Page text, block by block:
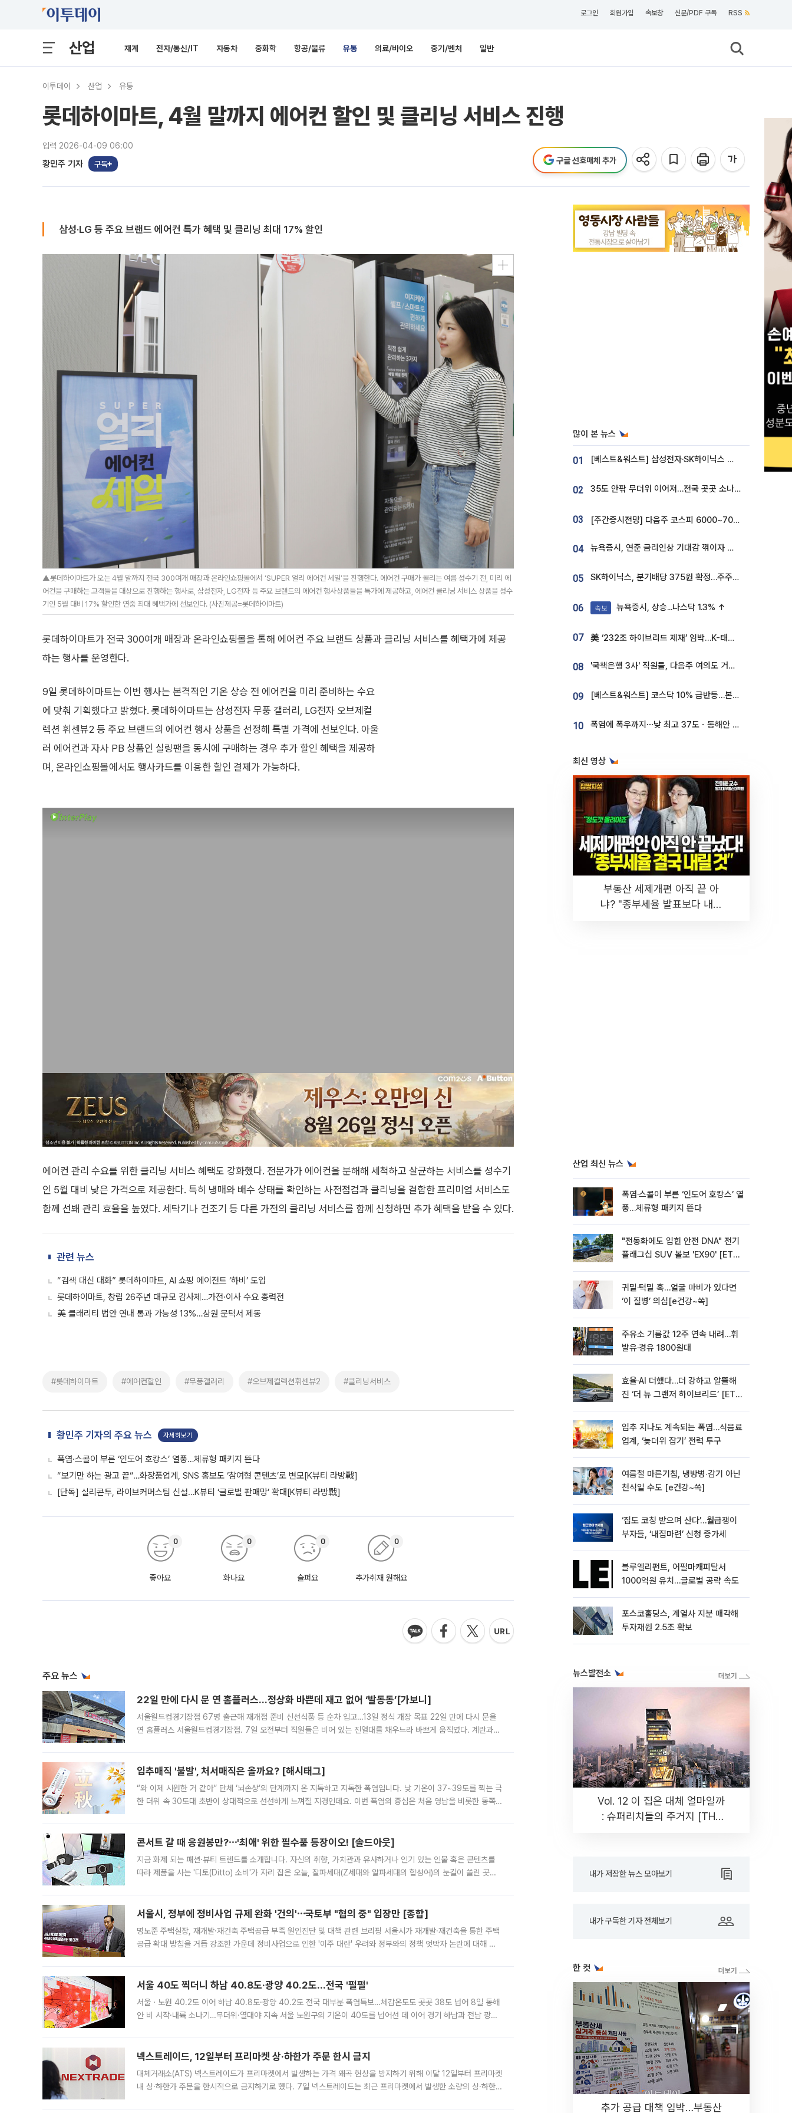
로그인 회원가입 속보창 신문/PDF 구독 RSS
산업 재계 전자/통신/IT 자동차 중화학 항공/물류 유통 의료/바이오 중기/벤처 일반
이투데이 산업 유통
롯데하이마트, 4월 말까지 에어컨 할인 및 클리닝 서비스 진행
입력 2026-04-09 06:00
황민주 기자 구독 구글 선호매체 추가
삼성·LG 등 주요 브랜드 에어컨 특가 혜택 및 클리닝 최대 17% 할인
▲롯데하이마트가 오는 4월 말까지 전국 300여개 매장과 온라인쇼핑몰에서 ‘SUPER 얼리 에어컨 세일’을 진행한다. 에어컨 구매가 몰리는 여름 성수기 전, 미리 에
어컨을 구매하는 고객들을 대상으로 진행하는 행사로, 삼성전자, LG전자 등 주요 브랜드의 에어컨 행사상품들을 특가에 제공하고, 에어컨 클리닝 서비스 상품을 성수
기인 5월 대비 17% 할인한 연중 최대 혜택가에 선보인다. (사진제공=롯데하이마트)
롯데하이마트가 전국 300여개 매장과 온라인쇼핑몰을 통해 에어컨 주요 브랜드 상품과 클리닝 서비스를 혜택가에 제공
하는 행사를 운영한다.
9일 롯데하이마트는 이번 행사는 본격적인 기온 상승 전 에어컨을 미리 준비하는 수요
에 맞춰 기획했다고 밝혔다. 롯데하이마트는 삼성전자 무풍 갤러리, LG전자 오브제컬
렉션 휘센뷰2 등 주요 브랜드의 에어컨 행사 상품을 선정해 특별 가격에 선보인다. 아울
러 에어컨과 자사 PB 상품인 실링팬을 동시에 구매하는 경우 추가 할인 혜택을 제공하
며, 온라인쇼핑몰에서도 행사카드를 이용한 할인 결제가 가능하다.
에어컨 관리 수요를 위한 클리닝 서비스 혜택도 강화했다. 전문가가 에어컨을 분해해 세척하고 살균하는 서비스를 성수기
인 5월 대비 낮은 가격으로 제공한다. 특히 냉매와 배수 상태를 확인하는 사전점검과 클리닝을 결합한 프리미엄 서비스도
함께 선봬 관리 효율을 높였다. 세탁기나 건조기 등 다른 가전의 클리닝 서비스를 함께 신청하면 추가 혜택을 받을 수 있다.
관련 뉴스
“검색 대신 대화” 롯데하이마트, AI 쇼핑 에이전트 ‘하비’ 도입
롯데하이마트, 창립 26주년 대규모 감사제…가전·이사 수요 총력전
美 클래리티 법안 연내 통과 가능성 13%…상원 문턱서 제동
#롯데하이마트 #에어컨할인 #무풍갤러리 #오브제컬렉션휘센뷰2 #클리닝서비스
황민주 기자의 주요 뉴스 자세히보기
폭염·스콜이 부른 ‘인도어 호캉스’ 열풍…체류형 패키지 뜬다
“보기만 하는 광고 끝“…화장품업계, SNS 홍보도 ‘참여형 콘텐츠’로 변모[K뷰티 라방戰]
[단독] 실리콘투, 라이브커머스팀 신설…K뷰티 ‘글로벌 판매망’ 확대[K뷰티 라방戰]
좋아요
0
화나요
0
슬퍼요
0
추가취재 원해요
0
주요 뉴스
22일 만에 다시 문 연 홈플러스…정상화 바쁜데 재고 없어 ‘발동동’[가보니]
서울월드컵경기장점 67명 출근해 재개점 준비 신선식품 등 순차 입고…13일 정식 개장 목표 22일 만에 다시 문을
연 홈플러스 서울월드컵경기장점. 7일 오전부터 직원들은 비어 있는 진열대를 채우느라 바쁘게 움직였다. 계란과
입추매직 '불발', 처서매직은 올까요? [해시태그]
“와 이제 시원한 거 같아” 단체 ‘뇌손상’의 단계까지 온 지독하고 지독한 폭염입니다. 낮 기온이 37~39도를 찍는 극
한 더위 속 30도대 초반이 상대적으로 선선하게 느껴질 지경인데요. 이번 폭염의 중심은 처음 영남을 비롯한 동쪽
콘서트 갈 때 응원봉만?⋯'최애' 위한 필수품 등장이오! [솔드아웃]
지금 화제 되는 패션·뷰티 트렌드를 소개합니다. 자신의 취향, 가치관과 유사하거나 인기 있는 인물 혹은 콘텐츠를
따라 제품을 사는 '디토(Ditto) 소비'가 자리 잡은 오늘, 잘파세대(Z세대와 알파세대의 합성어)의 눈길이 쏠린 곳은
서울시, 정부에 정비사업 규제 완화 '건의'⋯국토부 "협의 중" 입장만 [종합]
명노준 주택실장, 재개발·재건축 주택공급 부족 원인진단 및 대책 관련 브리핑 서울시가 재개발·재건축을 통한 주택
공급 확대 방침을 거듭 강조한 가운데 정비사업으로 인한 '이주 대란' 우려와 정부와의 정책 엇박자 논란에 대해 정
서울 40도 찍더니 하남 40.8도·광양 40.2도…전국 '펄펄'
서울ㆍ노원 40.2도 이어 하남 40.8도·광양 40.2도 전국 대부분 폭염특보…체감온도도 곳곳 38도 넘어 8일 동해
안 비 시작·내륙 소나기…무더위·열대야 지속 서울 노원구의 기온이 40도를 넘어선 데 이어 경기 하남과 전남 광양
넥스트레이드, 12일부터 프리마켓 상·하한가 주문 한시 금지
대체거래소(ATS) 넥스트레이드가 프리마켓에서 발생하는 가격 왜곡 현상을 방지하기 위해 이달 12일부터 프리마켓
내 상·하한가 주문을 한시적으로 금지하기로 했다. 7일 넥스트레이드는 최근 프리마켓에서 발생한 소량의 상·하한
많이 본 뉴스
01 [베스트&워스트] 삼성전자·SK하이닉스 밀린 한 주…상상인증권은 85% 급등
02 35도 안팎 무더위 이어져…전국 곳곳 소나기 [오늘 날씨]
03 [주간증시전망] 다음주 코스피 6000~7000⋯“外人 수급은 정책이 변수”
04 뉴욕증시, 연준 금리인상 기대감 꺾이자 상승...S&P500 사상 최고치 [종합]
05 SK하이닉스, 분기배당 375원 확정…주주환원책 9월로 앞당겨 발표
06 속보 뉴욕증시, 상승...나스닥 1.3% ↑
07 美 ‘232조 하이브리드 제재’ 임박…K-태양광, 불확실성 털고 날개 다나
08 '국책은행 3사' 직원들, 다음주 여의도 거리 나서는 까닭은
09 [베스트&워스트] 코스닥 10% 급반등…본느, 최대주주 변경 기대에 270% 폭등
10 폭염에 폭우까지⋯낮 최고 37도ㆍ동해안 강한 비 [날씨]
최신 영상
부동산 세제개편 아직 끝 아
냐? "종부세율 발표보다 내릴
산업 최신 뉴스
폭염·스콜이 부른 ‘인도어 호캉스’ 열
풍…체류형 패키지 뜬다
"전동화에도 입힌 안전 DNA" 전기
플래그십 SUV 볼보 'EX90' [ET의
귀밑·턱밑 혹…얼굴 마비가 있다면
‘이 질병’ 의심[e건강~쏙]
주유소 기름값 12주 연속 내려…휘
발유·경유 1800원대
효율·AI 더했다…더 강하고 알뜰해
진 ‘더 뉴 그랜저 하이브리드’ [ET의
입추 지나도 계속되는 폭염…식음료
업계, ‘늦더위 잡기’ 전력 투구
여름철 마른기침, 냉방병‧감기 아닌
천식일 수도 [e건강~쏙]
‘집도 코칭 받으며 산다’…월급쟁이
부자들, ‘내집마련’ 신청 증가세
블루엘리펀트, 어펄마캐피탈서
1000억원 유치…글로벌 공략 속도
포스코홀딩스, 계열사 지분 매각해
투자재원 2.5조 확보
뉴스발전소
Vol. 12 이 집은 대체 얼마일까
: 슈퍼리치들의 주거지 [THE
내가 저장한 뉴스 모아보기
내가 구독한 기자 전체보기
한 컷
추가 공급 대책 임박…부동산